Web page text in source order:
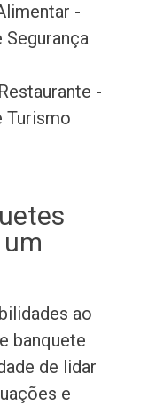
-
-
Turismo
ao
banquete
de lidar
e